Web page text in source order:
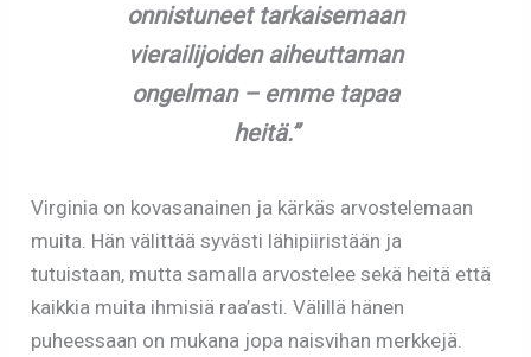
onnistuneet tarkaisemaan
vierailijoiden aiheuttaman
ongelman – emme tapaa
heitä.”
Virginia on kovasanainen ja kärkäs arvostelemaan
muita. Hän välittää syvästi lähipiiristään ja
tutuistaan, mutta samalla arvostelee sekä heitä että
kaikkia muita ihmisiä raa’asti. Välillä hänen
puheessaan on mukana jopa naisvihan merkkejä.